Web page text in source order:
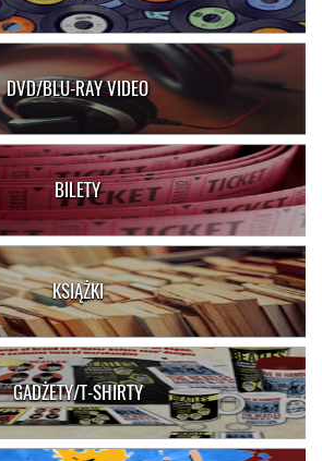
DVD/BLU-RAY VIDEO
BILETY
KSIĄŻKI
GADŻETY/T-SHIRTY